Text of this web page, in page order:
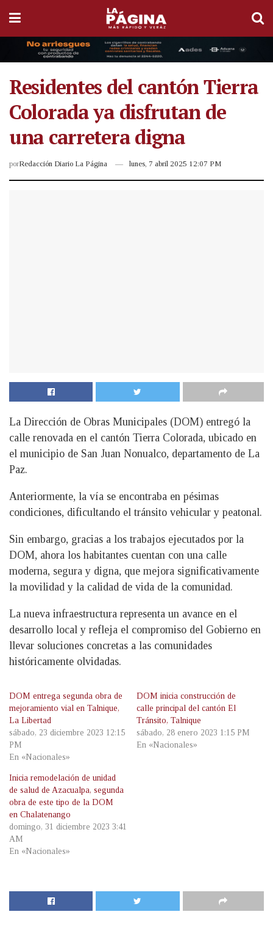
Residentes del cantón Tierra
Colorada ya disfrutan de
una carretera digna
porRedacción Diario La Página lunes, 7 abril 2025 12:07 PM
La Dirección de Obras Municipales (DOM) entregó la
calle renovada en el cantón Tierra Colorada, ubicado en
el municipio de San Juan Nonualco, departamento de La
Paz.
Anteriormente, la vía se encontraba en pésimas
condiciones, dificultando el tránsito vehicular y peatonal.
Sin embargo, gracias a los trabajos ejecutados por la
DOM, ahora los habitantes cuentan con una calle
moderna, segura y digna, que mejora significativamente
la movilidad y la calidad de vida de la comunidad.
La nueva infraestructura representa un avance en el
desarrollo local y refleja el compromiso del Gobierno en
llevar soluciones concretas a las comunidades
históricamente olvidadas.
DOM entrega segunda obra de
mejoramiento vial en Talnique,
La Libertad
sábado, 23 diciembre 2023 12:15
PM
En «Nacionales»
DOM inicia construcción de
calle principal del cantón El
Tránsito, Talnique
sábado, 28 enero 2023 1:15 PM
En «Nacionales»
Inicia remodelación de unidad
de salud de Azacualpa, segunda
obra de este tipo de la DOM
en Chalatenango
domingo, 31 diciembre 2023 3:41
AM
En «Nacionales»